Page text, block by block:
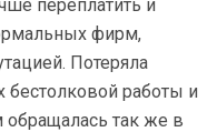
переплатить и
фирм,
Потеряла
бестолковой работы и
обращалась так же в